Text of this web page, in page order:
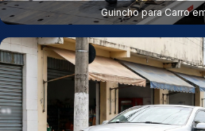
Guincho para Carro